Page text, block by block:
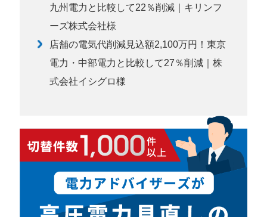
九州電力と比較して22％削減｜キリンフ
ーズ株式会社様
店舗の電気代削減見込額2,100万円！東京
電力・中部電力と比較して27％削減｜株
式会社イシグロ様